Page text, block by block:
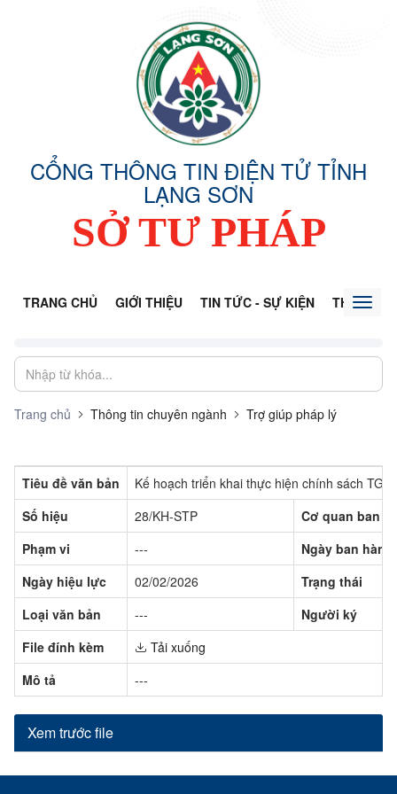
CỔNG THÔNG TIN ĐIỆN TỬ TỈNH
LẠNG SƠN
SỞ TƯ PHÁP
TRANG CHỦ GIỚI THIỆU TIN TỨC - SỰ KIỆN THÔNG
Trang chủ Thông tin chuyên ngành Trợ giúp pháp lý
Tiêu đề văn bản
Kế hoạch triển khai thực hiện chính sách
Số hiệu
28/KH-STP
Cơ quan ban
Phạm vi
---
Ngày ban hành
Ngày hiệu lực
02/02/2026
Trạng thái
Loại văn bản
---
Người ký
File đính kèm
Tải xuống
Mô tả
---
Xem trước file